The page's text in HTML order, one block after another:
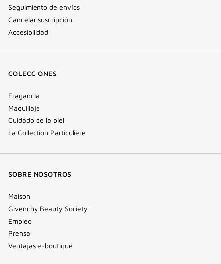
Seguimiento de envíos
Cancelar suscripción
Accesibilidad
COLECCIONES
Fragancia
Maquillaje
Cuidado de la piel
La Collection Particulière
SOBRE NOSOTROS
Maison
Givenchy Beauty Society
Empleo
Prensa
Ventajas e-boutique